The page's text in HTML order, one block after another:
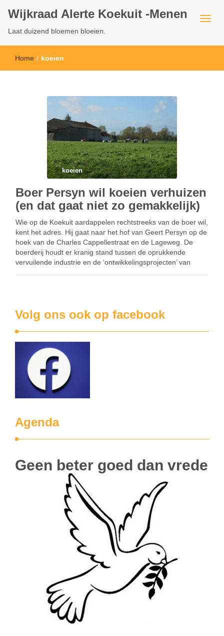
Wijkraad Alerte Koekuit -Menen
Laat duizend bloemen bloeien.
Home / koeien
koeien
Boer Persyn wil koeien verhuizen
(en dat gaat niet zo gemakkelijk)
Wie op de Koekuit aardappelen rechtstreeks van de boer wil,
kent het adres. Hij gaat naar het hof van Geert Persyn op de
hoek van de Charles Cappellestraat en de Lageweg. De
boerderij houdt er kranig stand tussen de oprukkende
vervuilende industrie en de ‘ontwikkelingsprojecten’ van
Volg ons ook op facebook
Agenda
Geen beter goed dan vrede